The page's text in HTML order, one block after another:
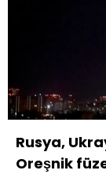
Rusya,
Oreşnik